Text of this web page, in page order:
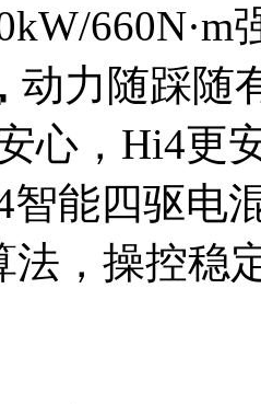
660N·m
力随踩随
，Hi4更
能四驱电混
，操控稳